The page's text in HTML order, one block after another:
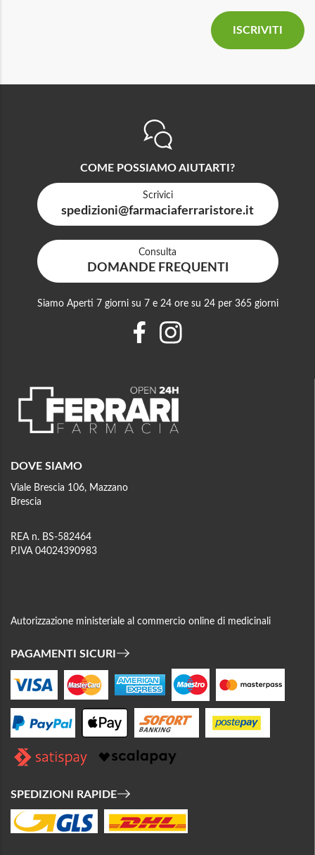
DOVE SIAMO
Viale Brescia 106, Mazzano
Brescia
REA n. BS-582464
P.IVA 04024390983
Autorizzazione ministeriale al commercio online di medicinali
PAGAMENTI SICURI
SPEDIZIONI RAPIDE
COME POSSIAMO AIUTARTI?
Scrivici
spedizioni@farmaciaferraristore.it
Consulta
DOMANDE FREQUENTI
Siamo Aperti 7 giorni su 7 e 24 ore su 24 per 365 giorni